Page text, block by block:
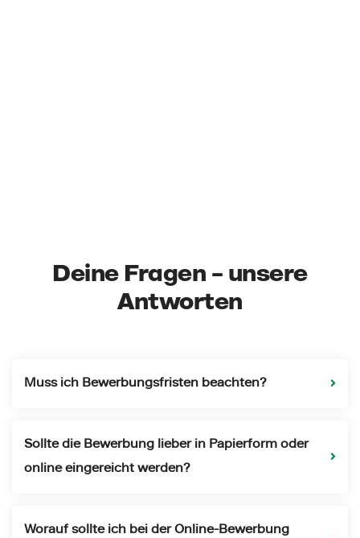
Deine Fragen – unsere
Antworten
Muss ich Bewerbungsfristen beachten?
Sollte die Bewerbung lieber in Papierform oder
online eingereicht werden?
Worauf sollte ich bei der Online-Bewerbung